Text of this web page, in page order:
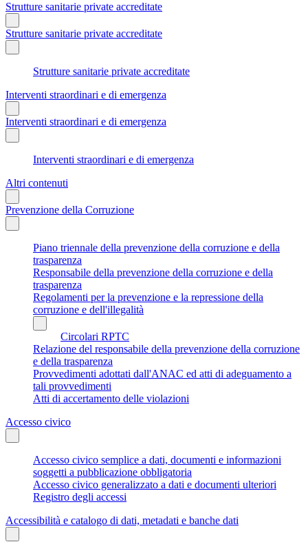
Strutture sanitarie private accreditate
Strutture sanitarie private accreditate
Strutture sanitarie private accreditate
Interventi straordinari e di emergenza
Interventi straordinari e di emergenza
Interventi straordinari e di emergenza
Altri contenuti
Prevenzione della Corruzione
Piano triennale della prevenzione della corruzione e della
trasparenza
Responsabile della prevenzione della corruzione e della
trasparenza
Regolamenti per la prevenzione e la repressione della
corruzione e dell'illegalità
Circolari RPTC
Relazione del responsabile della prevenzione della corruzione
e della trasparenza
Provvedimenti adottati dall'ANAC ed atti di adeguamento a
tali provvedimenti
Atti di accertamento delle violazioni
Accesso civico
Accesso civico semplice a dati, documenti e informazioni
soggetti a pubblicazione obbligatoria
Accesso civico generalizzato a dati e documenti ulteriori
Registro degli accessi
Accessibilità e catalogo di dati, metadati e banche dati